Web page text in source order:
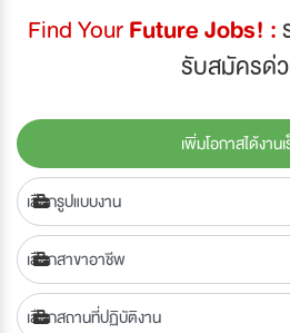
Find YourFuture Jobs! :
รับสมัครด่
เพิ่มโอกาสได้งาน